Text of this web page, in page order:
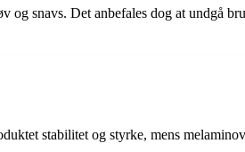
snavs. Det anbefales dog at undgå
stabilitet og styrke, mens